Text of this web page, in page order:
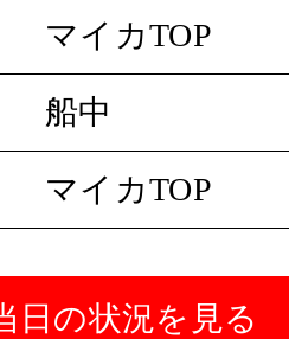
マイカTOP
船中
マイカTOP
日の状況を見る